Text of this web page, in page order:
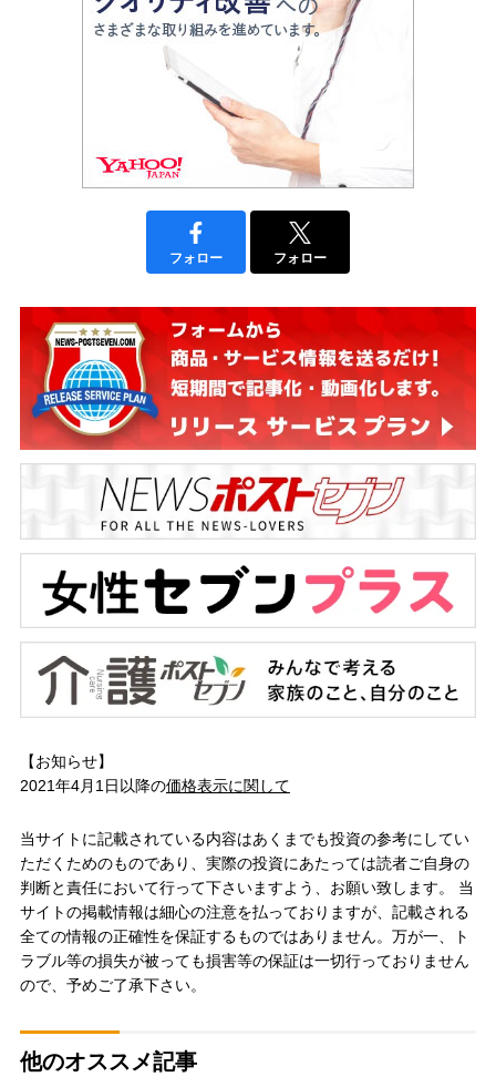
フォロー フォロー
【お知らせ】
2021年4月1日以降の価格表示に関して
当サイトに記載されている内容はあくまでも投資の参考にしてい
ただくためのものであり、実際の投資にあたっては読者ご自身の
判断と責任において行って下さいますよう、お願い致します。 当
サイトの掲載情報は細心の注意を払っておりますが、記載される
全ての情報の正確性を保証するものではありません。万が一、ト
ラブル等の損失が被っても損害等の保証は一切行っておりません
ので、予めご了承下さい。
他のオススメ記事